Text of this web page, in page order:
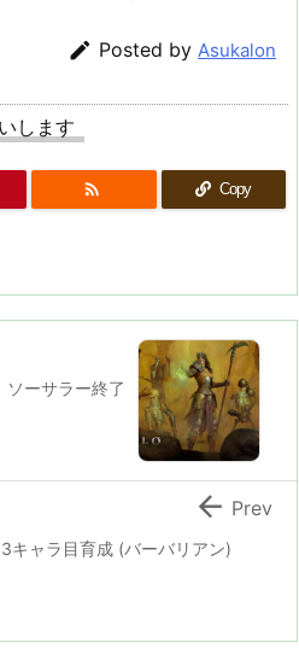
 Posted by Asukalon
します
 Copy
ーサラー終了
キャラ目育成 (バーバリアン)
 Prev